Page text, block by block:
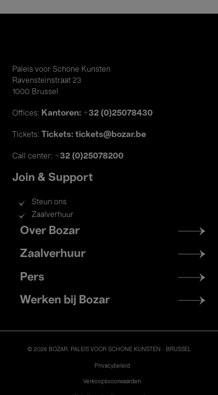
Paleis voor Schone Kunsten
Ravensteinstraat 23
1000 Brussel
Offices: Kantoren: +32 (0)25078430
Tickets: Tickets: tickets@bozar.be
Call center: +32 (0)25078200
Join & Support
Steun ons
Zaalverhuur
Footer
menu
Over Bozar
Zaalverhuur
Pers
Werken bij Bozar
© 2026 BOZAR. PALEIS VOOR SCHONE KUNSTEN - BRUSSEL
Privacybeleid
Verkoopsvoorwaarden